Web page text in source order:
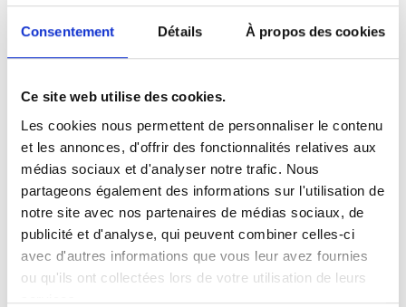
Consentement Détails À propos des cookies
Ce site web utilise des cookies.
Les cookies nous permettent de personnaliser le contenu
et les annonces, d'offrir des fonctionnalités relatives aux
médias sociaux et d'analyser notre trafic. Nous
partageons également des informations sur l'utilisation de
notre site avec nos partenaires de médias sociaux, de
publicité et d'analyse, qui peuvent combiner celles-ci
avec d'autres informations que vous leur avez fournies
ou qu'ils ont collectées lors de votre utilisation de leurs
services.
Sécurité égale